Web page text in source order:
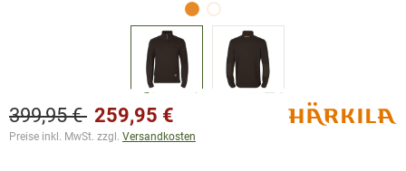
399,95 € 259,95 €
Preise inkl. MwSt. zzgl. Versandkosten